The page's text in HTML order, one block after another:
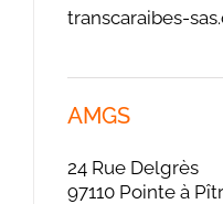
transcaraibes-
AMGS
24 Rue Delgrès
97110 Pointe à